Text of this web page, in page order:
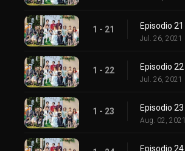
1 - 21 Episodio 21
Jul. 26, 2021
1 - 22 Episodio 22
Jul. 26, 2021
1 - 23 Episodio 23
Aug. 02, 2021
Episodio 24